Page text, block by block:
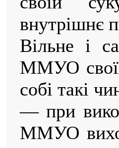
внутрішнє
Вільне і
ММУО
собі такі
— при
ММУО